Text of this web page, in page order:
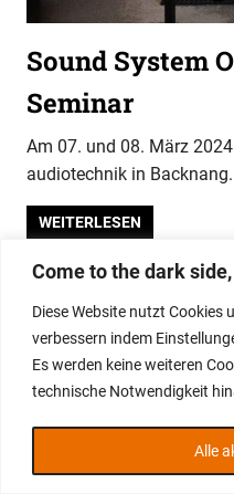
Come to the dark
Diese Website nutzt Cookies
verbessern indem
Es werden keine weiteren
technische Notwendigkeit
Alle
Sound System
Seminar
Am 07. und 08. März
audiotechnik in Backnang.
WEITERLESEN
WordPress-Theme: Gridbox